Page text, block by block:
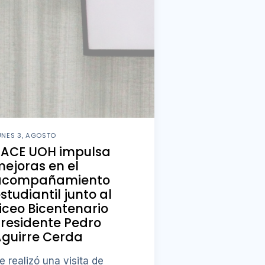
3, AGOSTO
UOH impulsa
en el
junto al
Bicentenario
Pedro
Cerda
realizó una visita de